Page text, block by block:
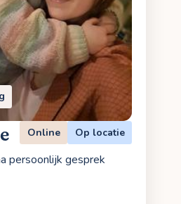
Online Op locatie
persoonlijk gesprek